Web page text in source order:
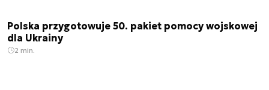
Polska przygotowuje 50. pakiet pomocy wojskowej
dla Ukrainy
2 min.